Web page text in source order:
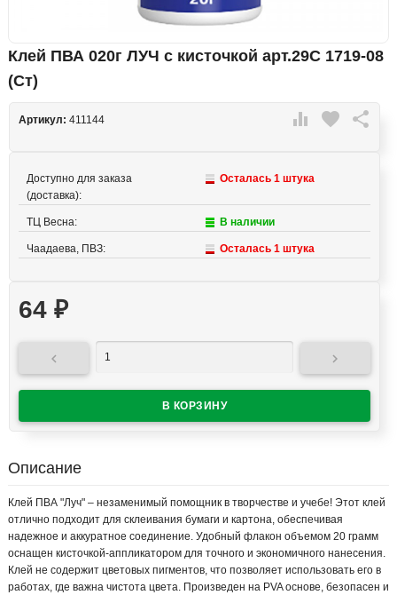
Клей ПВА 020г ЛУЧ с кисточкой арт.29С 1719-08
(Ст)
 favorite 
Артикул: 411144
Доступно для заказа
(доставка):
Осталась 1 штука
ТЦ Весна: В наличии
Чаадаева, ПВЗ: Осталась 1 штука
64 ₽
 
Описание
Клей ПВА "Луч" – незаменимый помощник в творчестве и учебе! Этот клей
отлично подходит для склеивания бумаги и картона, обеспечивая
надежное и аккуратное соединение. Удобный флакон объемом 20 грамм
оснащен кисточкой-аппликатором для точного и экономичного нанесения.
Клей не содержит цветовых пигментов, что позволяет использовать его в
работах, где важна чистота цвета. Произведен на PVA основе, безопасен и